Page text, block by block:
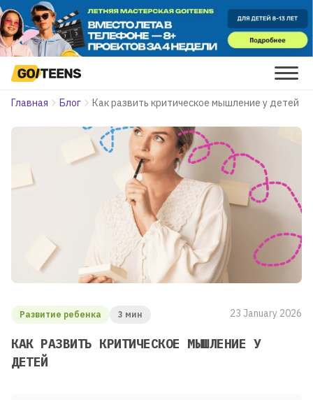
Главная Блог Как развить критическое мышление у детей
Развитие ребенка 3 мин 23 January 2026
КАК РАЗВИТЬ КРИТИЧЕСКОЕ МЫШЛЕНИЕ У
ДЕТЕЙ